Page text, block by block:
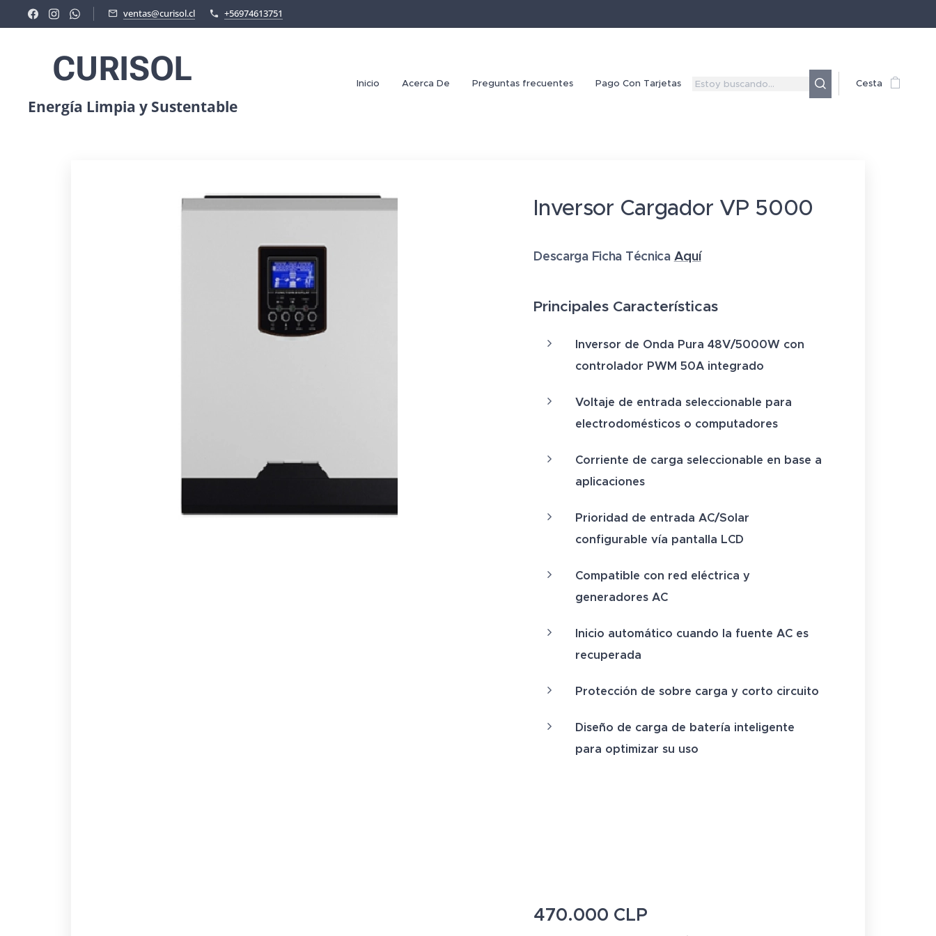
ventas@curisol.cl +56974613751
CURISOL
Energía Limpia y Sustentable
Inicio Acerca De Preguntas frecuentes Pago Con Tarjetas Cesta
Inversor Cargador VP 5000
Descarga Ficha Técnica Aquí
Principales Características
Inversor de Onda Pura 48V/5000W con
controlador PWM 50A integrado
Voltaje de entrada seleccionable para
electrodomésticos o computadores
Corriente de carga seleccionable en base a
aplicaciones
Prioridad de entrada AC/Solar
configurable vía pantalla LCD
Compatible con red eléctrica y
generadores AC
Inicio automático cuando la fuente AC es
recuperada
Protección de sobre carga y corto circuito
Diseño de carga de batería inteligente
para optimizar su uso
470.000 CLP